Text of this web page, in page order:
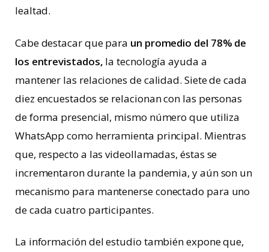
lealtad.
Cabe destacar que para un promedio del 78% de
los entrevistados, la tecnología ayuda a
mantener las relaciones de calidad. Siete de cada
diez encuestados se relacionan con las personas
de forma presencial, mismo número que utiliza
WhatsApp como herramienta principal. Mientras
que, respecto a las videollamadas, éstas se
incrementaron durante la pandemia, y aún son un
mecanismo para mantenerse conectado para uno
de cada cuatro participantes.
La información del estudio también expone que,